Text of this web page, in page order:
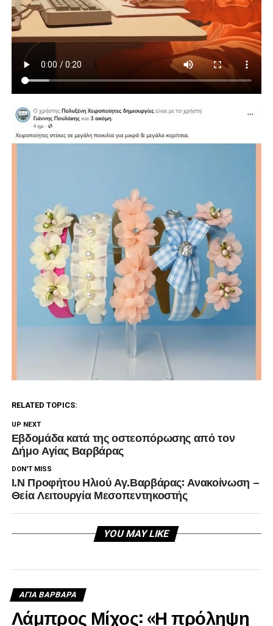
RELATED TOPICS:
UP NEXT
Εβδομάδα κατά της οστεοπόρωσης από τον
Δήμο Αγίας Βαρβάρας
DON'T MISS
Ι.Ν Προφήτου Ηλιού Αγ.Βαρβάρας: Ανακοίνωση –
Θεία Λειτουργία Μεσοπεντηκοστής
YOU MAY LIKE
ΑΓΙΑ ΒΑΡΒΑΡΑ
Λάμπρος Μίχος: «Η πρόληψη